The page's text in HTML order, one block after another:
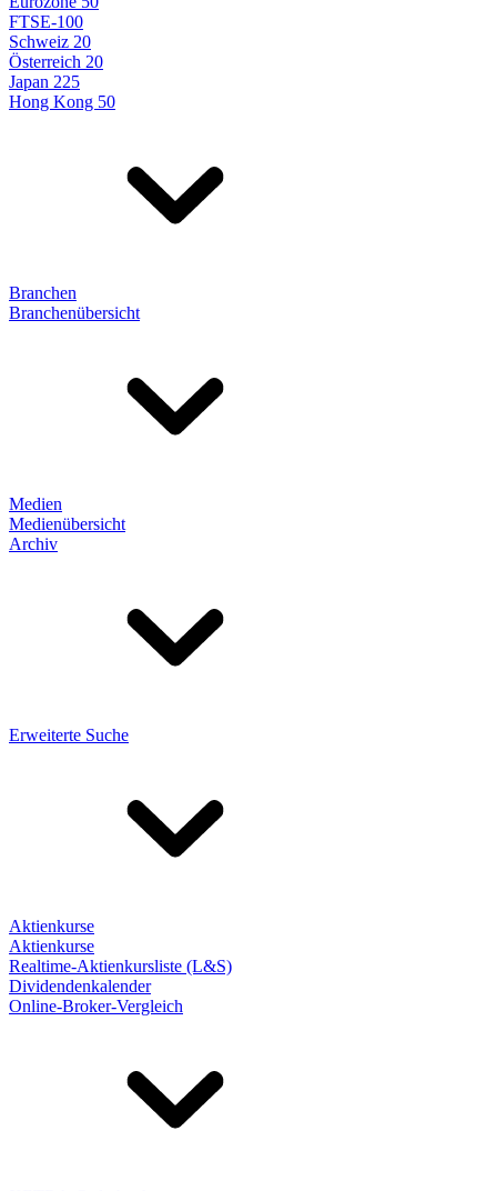
FTSE-100
Schweiz 20
Österreich 20
Japan 225
Hong Kong 50
Branchen
Branchenübersicht
Medien
Medienübersicht
Archiv
Erweiterte Suche
Aktienkurse
Aktienkurse
Realtime-Aktienkursliste (L&S)
Dividendenkalender
Online-Broker-Vergleich